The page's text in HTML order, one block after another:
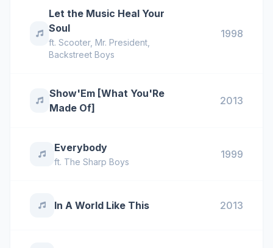
Let the Music Heal Your
Soul
ft.Scooter,Mr. President
Backstreet Boys
1998
Show'Em [What You'Re
Made Of]
2013
Everybody
ft. The Sharp Boys
1999
In A World Like This 2013